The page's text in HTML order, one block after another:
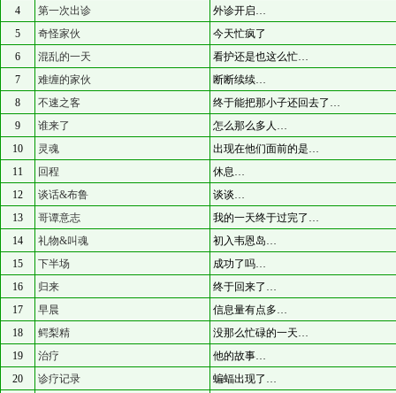
4
第一次出诊
外诊开启…
5
奇怪家伙
今天忙疯了
6
混乱的一天
看护还是也这么忙…
7
难缠的家伙
断断续续…
8
不速之客
终于能把那小子还回去了…
9
谁来了
怎么那么多人…
10
灵魂
出现在他们面前的是…
11
回程
休息…
12
谈话&布鲁
谈谈…
13
哥谭意志
我的一天终于过完了…
14
礼物&叫魂
初入韦恩岛…
15
下半场
成功了吗…
16
归来
终于回来了…
17
早晨
信息量有点多…
18
鳄梨精
没那么忙碌的一天…
19
治疗
他的故事…
20
诊疗记录
蝙蝠出现了…